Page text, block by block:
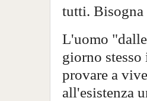
tutti.
L'uomo
giorno stesso
provare a
all'esistenza